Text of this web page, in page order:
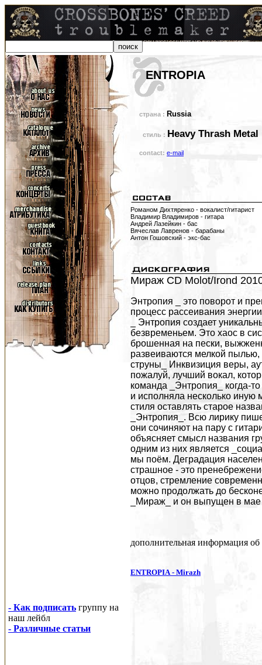
- Как подписать группу на
наш лейбл
- Различные статьи
ENTROPIA
страна : Russia
стиль : Heavy Thrash Metal
contact: e-mail
Романом Дихтяренко - вокалист/гитарист
Владимир Владимиров - гитара
Андрей Лазейкин - бас
Вячеслав Лавренов - барабаны
Антон Гошовский - экс-бас
Мираж CD Molot/Irond
Энтропия _ это поворот и
процесс рассеивания
_ Энтропия создает
безвременьем. Это хаос в
брошенная на пески,
развеиваются мелкой
струны_ Инквизиция веры,
пожалуй, лучший вокал,
команда _Энтропия_ когда-
и исполняла несколько иную
стиля оставлять старое
_Энтропия_. Всю лирику
они сочиняют на пару с
объясняет смысл названия
одним из них является
мы поём. Деградация
страшное - это
отцов, стремление
можно продолжать до
_Мираж_ и он выпущен в мае
дополнительная информация
ENTROPIA- Mirazh